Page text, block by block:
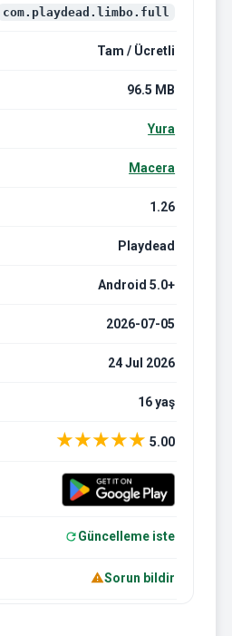
com.playdead.limbo.full
Tam / Ücretli
96.5 MB
Yura
Macera
1.26
Playdead
Android 5.0+
2026-07-05
24 Jul 2026
16 yaş
★★★★★ 5.00
Güncelleme iste
Sorun bildir